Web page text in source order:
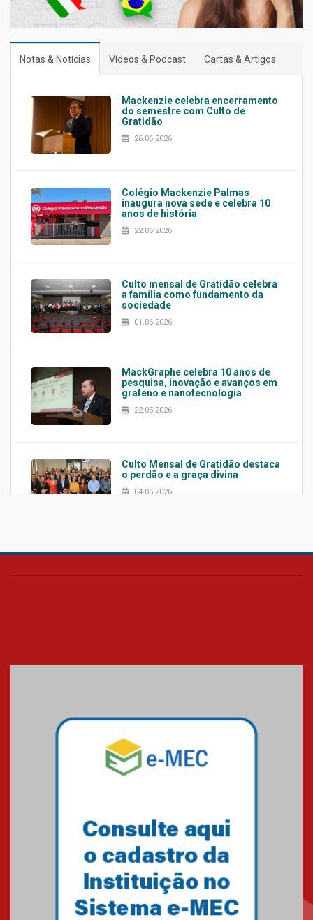
Notas & Notícias Vídeos & Podcast Cartas & Artigos
Mackenzie celebra encerramento
do semestre com Culto de
Gratidão
26.06.2026
Colégio Mackenzie Palmas
inaugura nova sede e celebra 10
anos de história
22.06.2026
Culto mensal de Gratidão celebra
a família como fundamento da
sociedade
01.06.2026
MackGraphe celebra 10 anos de
pesquisa, inovação e avanços em
grafeno e nanotecnologia
22.05.2026
Culto Mensal de Gratidão destaca
o perdão e a graça divina
04.05.2026
Confira como foi o culto mensal
Mackenzie mobiliza campanha
solidária para apoiar famílias em
Minas Gerais
Primeiro culto do ano ressalta o
27.02.2026